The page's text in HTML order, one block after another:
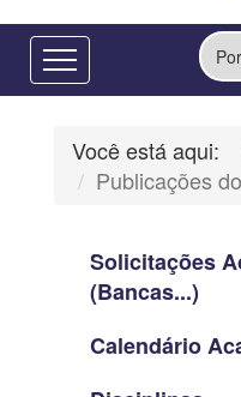
Você está aqui:
Publicações
Solicitações
(Bancas...)
Calendário